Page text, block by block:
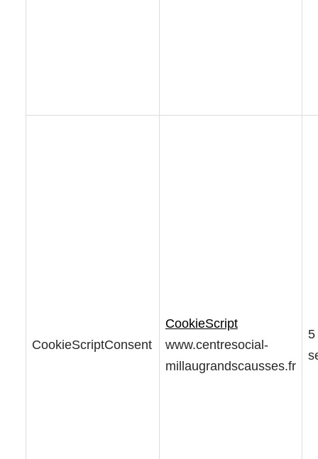
CookieScriptConsent
CookieScript
www.centresocial-
millaugrandscausses.fr